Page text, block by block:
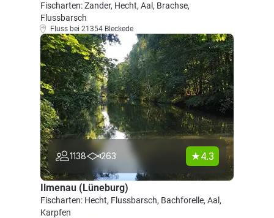
Fischarten: Zander, Hecht, Aal, Brachse,
Flussbarsch
Fluss bei 21354 Bleckede
1138 263 4.3
Ilmenau (Lüneburg)
Fischarten: Hecht, Flussbarsch, Bachforelle, Aal,
Karpfen